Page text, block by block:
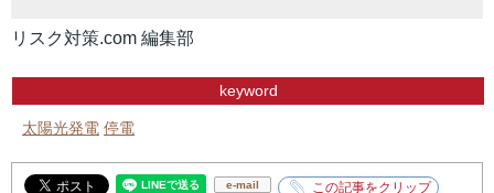
リスク対策.com 編集部
keyword
太陽光発電 停電
e-mail